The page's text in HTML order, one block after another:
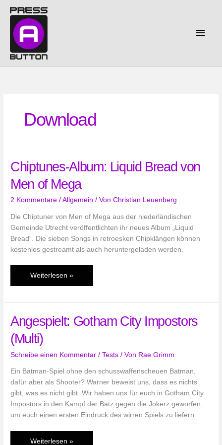
Inhalt
springen
Download
Chiptunes-Album: Liquid Bread von
Men of Mega
2 Kommentare /Allgemein / VonChristian Leuenberg
Die Chiptuner von Men of Mega aus der niederländischen
Gemeinde Utrecht veröffentlichten ihr neues Album „Liquid
Bread“. Die sieben Songs in retroesken Chipklängen können
kostenlos gestreamt als auch heruntergeladen werden.
Chiptunes-
Album:
von
Men
of
Mega
Weiterlesen »
Angespielt: Gotham City Impostors
(Multi)
Schreibe einen Kommentar /Tests / Von Rae Grimm
Ein Batman-Spiel ohne den schusswaffenscheuen Batman,
dafür aber als Shooter? Warner beweist uns, dass es nichts
gibt, was es nicht gibt. Wir haben uns für euch in Gotham City
Impostors in den Kampf der Batz gegen die Jokerz geworfen,
um euch einen ersten Eindruck des wirren Spiels zu liefern.
Angespielt:
Weiterlesen »